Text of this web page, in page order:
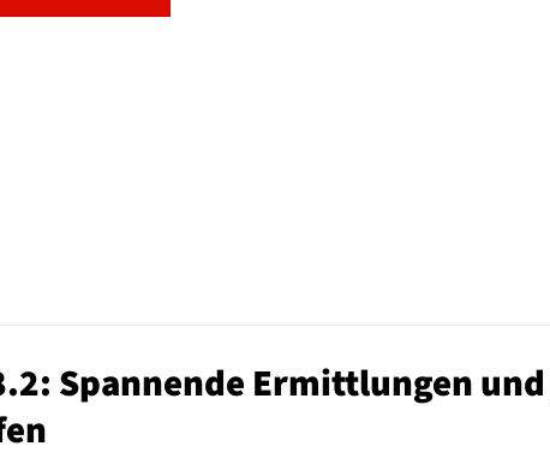
Spannende Ermittlungen